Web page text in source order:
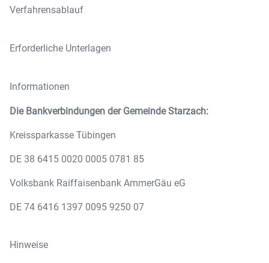
Verfahrensablauf
Erforderliche Unterlagen
Informationen
Die Bankverbindungen der Gemeinde Starzach:
Kreissparkasse Tübingen
DE 38 6415 0020 0005 0781 85
Volksbank Raiffaisenbank AmmerGäu eG
DE 74 6416 1397 0095 9250 07
Hinweise